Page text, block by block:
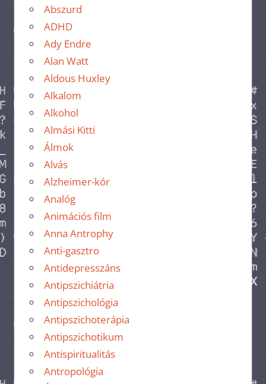
Abszurd
ADHD
Ady Endre
Alan Watt
Aldous Huxley
Alkalom
Alkohol
Almási Kitti
Álmok
Alvás
Alzheimer-kór
Analóg
Animációs film
Anna Antrophy
Anti-gasztro
Antidepresszáns
Antipszichiátria
Antipszichológia
Antipszichoterápia
Antipszichotikum
Antispiritualitás
Antropológia